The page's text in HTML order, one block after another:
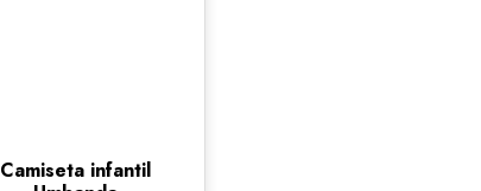
Camiseta infantil